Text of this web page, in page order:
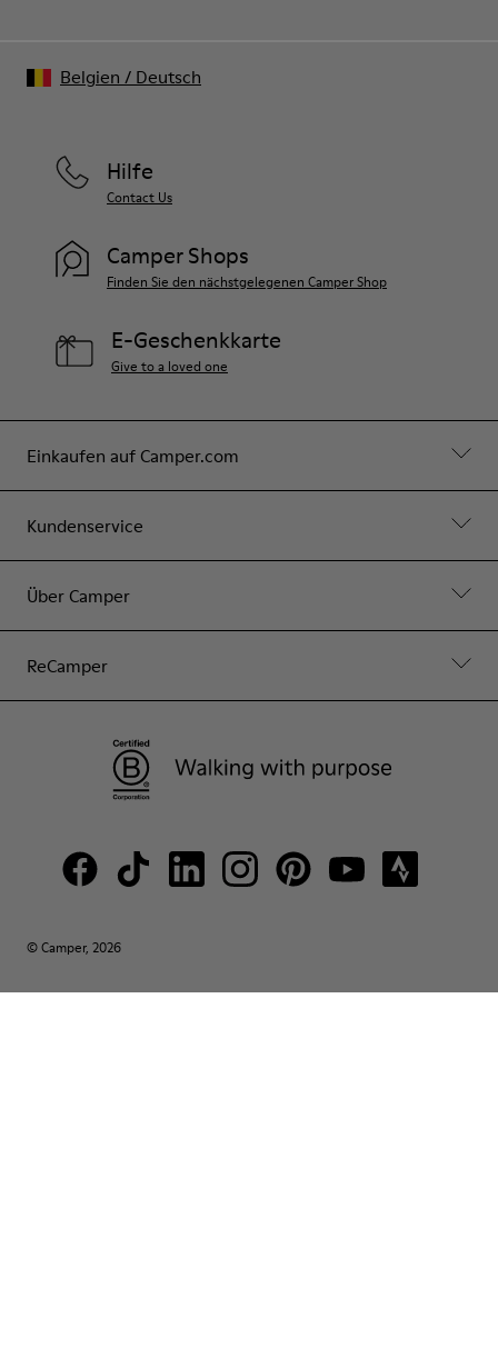
Einkaufen auf Camper.com
Kundenservice
Über Camper
ReCamper
Hilfe
Contact Us
Camper Shops
Finden Sie den nächstgelegenen Camper Shop
E-Geschenkkarte
Give to a loved one
© Camper, 2026
Belgien / Deutsch